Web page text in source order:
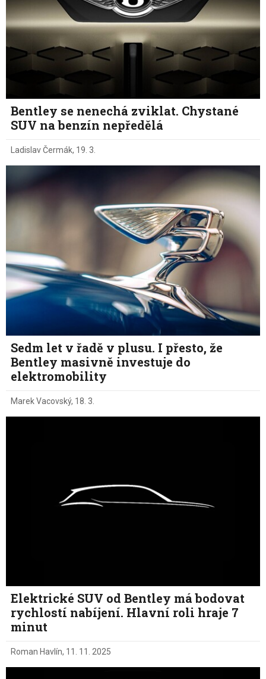
Bentley se nenechá zviklat. Chystané
SUV na benzín nepředělá
Ladislav Čermák, 19. 3.
Sedm let v řadě v plusu. I přesto, že
Bentley masivně investuje do
elektromobility
Marek Vacovský, 18. 3.
Elektrické SUV od Bentley má bodovat
rychlostí nabíjení. Hlavní roli hraje 7
minut
Roman Havlín, 11. 11. 2025